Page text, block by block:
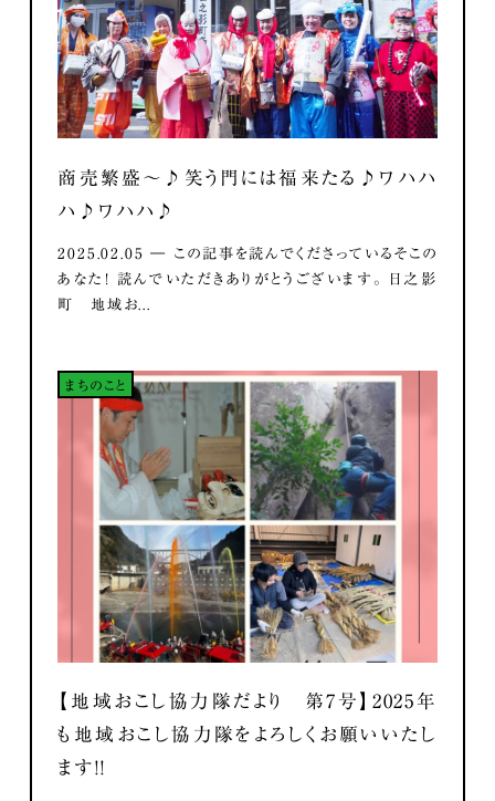
商売繁盛～♪笑う門には福来たる♪ワハハ
ハ♪ワハハ♪
2025.02.05 ― この記事を読んでくださっているそこの
あなた！ 読んでいただきありがとうございます。 日之影
町 地域お...
まちのこと
【地域おこし協力隊だより 第7号】2025年
も地域おこし協力隊をよろしくお願いいたし
ます！！